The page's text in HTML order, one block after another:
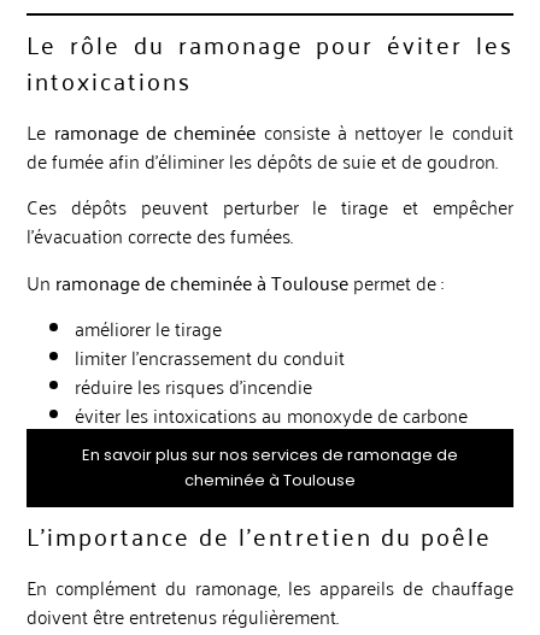
Le rôle du ramonage pour éviter les
intoxications
Le ramonage de cheminée consiste à nettoyer le conduit
de fumée afin d’éliminer les dépôts de suie et de goudron.
Ces dépôts peuvent perturber le tirage et empêcher
l’évacuation correcte des fumées.
Un ramonage de cheminée à Toulousepermet de :
améliorer le tirage
limiter l’encrassement du conduit
réduire les risques d’incendie
éviter les intoxications au monoxyde de carbone
En savoir plus sur nos services de ramonage de
cheminée à Toulouse
L’importance de l’entretien du poêle
En complément du ramonage, les appareils de chauffage
doivent être entretenus régulièrement.